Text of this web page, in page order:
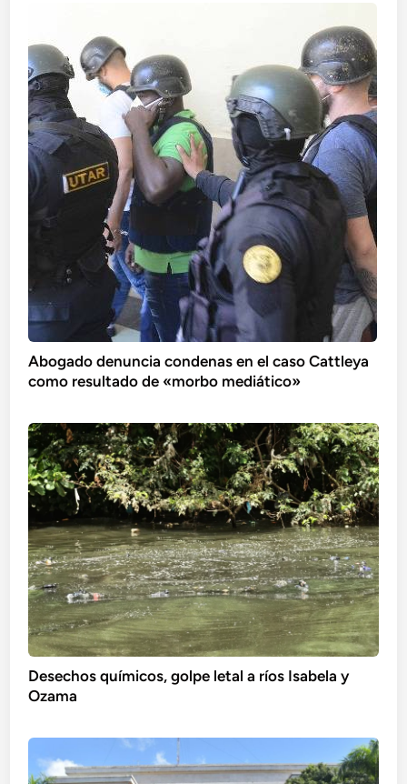
Abogado denuncia condenas en el caso Cattleya
como resultado de «morbo mediático»
Desechos químicos, golpe letal a ríos Isabela y
Ozama